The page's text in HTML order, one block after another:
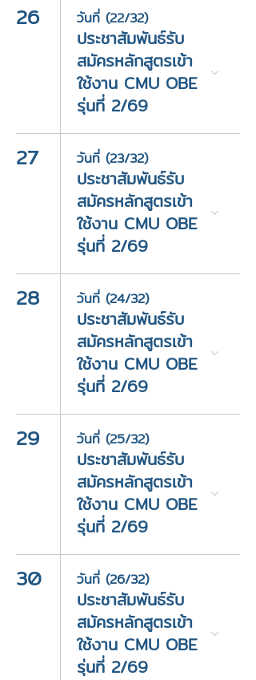
26 วันที่ (22/32)
ประชาสัมพันธ์รับ
สมัครหลักสูตรเข้า
ใช้งาน CMU OBE
รุ่นที่ 2/69
27 วันที่ (23/32)
ประชาสัมพันธ์รับ
สมัครหลักสูตรเข้า
ใช้งาน CMU OBE
รุ่นที่ 2/69
28 วันที่ (24/32)
ประชาสัมพันธ์รับ
สมัครหลักสูตรเข้า
ใช้งาน CMU OBE
รุ่นที่ 2/69
29 วันที่ (25/32)
ประชาสัมพันธ์รับ
สมัครหลักสูตรเข้า
ใช้งาน CMU OBE
รุ่นที่ 2/69
30 วันที่ (26/32)
ประชาสัมพันธ์รับ
สมัครหลักสูตรเข้า
ใช้งาน CMU OBE
รุ่นที่ 2/69